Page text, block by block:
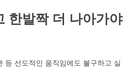
한발짝 더 나아가야
등 선도적인 움직임에도 불구하고 실